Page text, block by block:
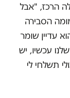
הרכז, "אבל
הסבירה
עדיין שומר
עכשיו, יש
תשלחי לי